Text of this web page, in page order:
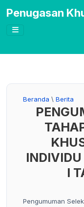
Penugasan
Beranda \Berita
I
Pengumuman